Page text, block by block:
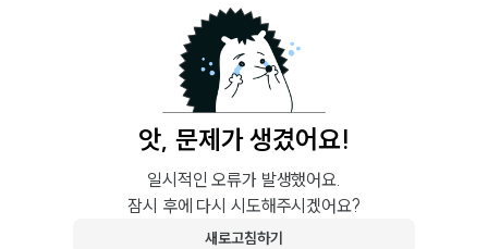
앗, 문제가 생겼어요!
일시적인 오류가 발생했어요.
잠시 후에 다시 시도해주시겠어요?
새로고침하기